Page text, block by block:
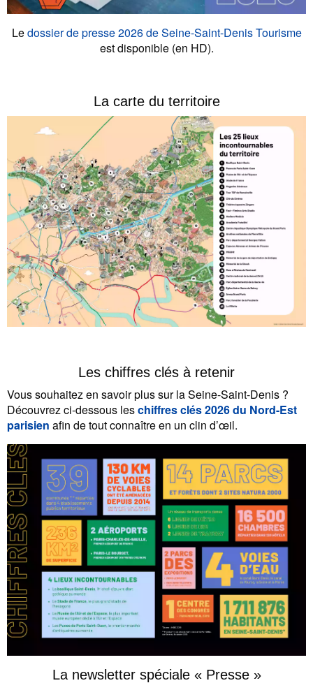
Ledossier de presse 2026 de Seine-Saint-Denis Tourisme
est disponible (en HD).
La carte du territoire
Les chiffres clés à retenir
Vous souhaitez en savoir plus sur la Seine-Saint-Denis ?
Découvrez ci-dessous leschiffres clés 2026 du Nord-Est
parisien afin de tout connaître en un clin d’œil.
La newsletter spéciale « Presse »